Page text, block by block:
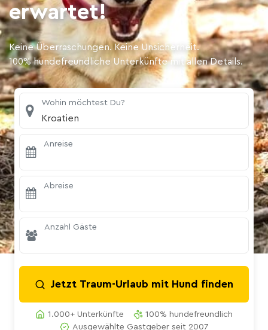
erwartet!
Keine Überraschungen. Keine Unsicherheit.
100% hundefreundliche Unterkünfte mit allen Details.
Wohin möchtest Du?
Kroatien
Anreise
Abreise
Anzahl Gäste
Jetzt Traum-Urlaub mit Hund finden
1.000+ Unterkünfte
100% hundefreundlich
Ausgewählte Gastgeber seit 2007